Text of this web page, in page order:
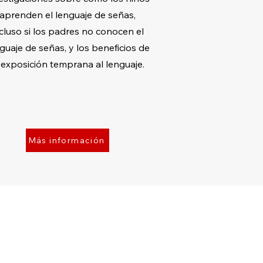
aprenden el lenguaje de señas,
si los padres no conocen el
de señas, y los beneficios de
temprana al lenguaje.
Más información